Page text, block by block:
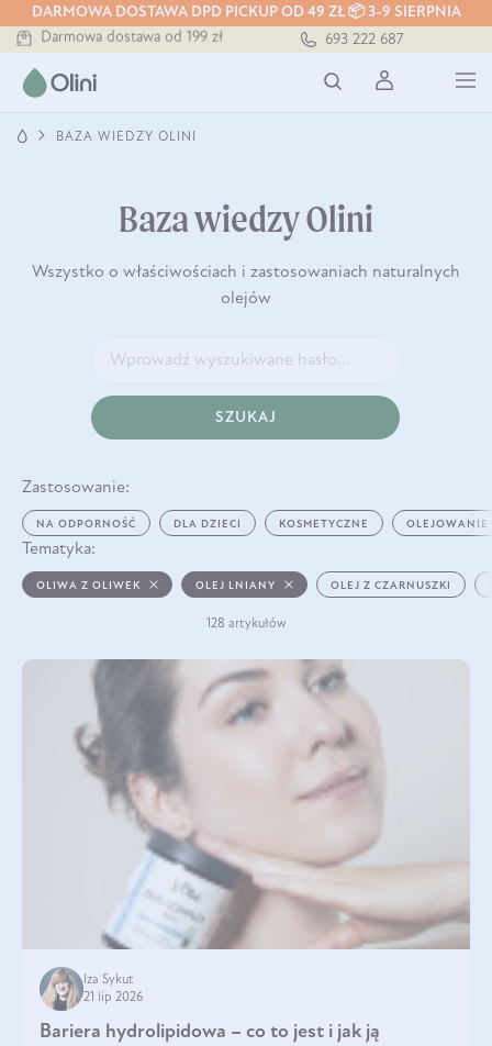
DARMOWA DOSTAWA DPD PICKUP OD 49 ZŁ 📦 3-9 SIERPNIA
Darmowa dostawa od 199 zł
Tłoczony zawsze na zimno
Darmowa dostawa od 199 zł
693 222 687
BAZA WIEDZY OLINI
Baza wiedzy Olini
Wszystko o właściwościach i zastosowaniach naturalnych
olejów
SZUKAJ
Zastosowanie:
NA ODPORNOŚĆ DLA DZIECI KOSMETYCZNE OLEJOWANIE
Tematyka:
OLIWA Z OLIWEK OLEJ LNIANY OLEJ Z CZARNUSZKI
128 artykułów
Iza Sykut
21 lip 2026
Bariera hydrolipidowa – co to jest i jak ją